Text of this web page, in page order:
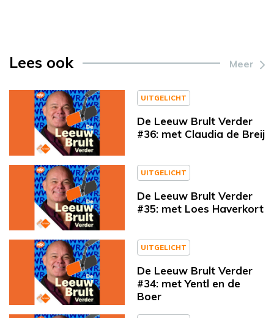
Lees ook Meer
UITGELICHT
De Leeuw Brult Verder
#36: met Claudia de Breij
UITGELICHT
De Leeuw Brult Verder
#35: met Loes Haverkort
UITGELICHT
De Leeuw Brult Verder
#34: met Yentl en de
Boer